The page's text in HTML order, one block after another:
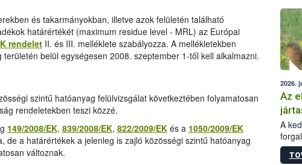
és takarmányokban, illetve azok felületén található
határértékét (maximum residue level - MRL) az Európai
rendeletII. és III. melléklete szabályozza. A mellékletekben
belül egységesen 2008. szeptember 1-től kell alkalmazni.
szintű hatóanyag felülvizsgálat következtében folyamatosan
rendeletekben teszi közzé.
149/2008/EK, 839/2008/EK, 822/2009/EKés a 1050/2009/EK
de a határértékek a jelenleg is zajló közösségi szintű hatóanyag
változnak.
2026.
Az
A